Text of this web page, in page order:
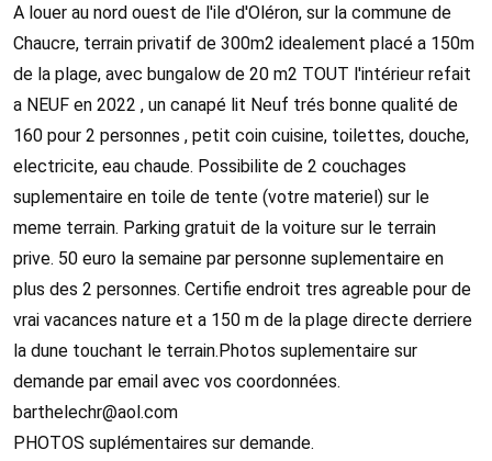
A louer au nord ouest de l'ile d'Oléron, sur la commune de
Chaucre, terrain privatif de 300m2 idealement placé a 150m
de la plage, avec bungalow de 20 m2 TOUT l'intérieur refait
a NEUF en 2022 , un canapé lit Neuf trés bonne qualité de
160 pour 2 personnes , petit coin cuisine, toilettes, douche,
electricite, eau chaude. Possibilite de 2 couchages
suplementaire en toile de tente (votre materiel) sur le
meme terrain. Parking gratuit de la voiture sur le terrain
prive. 50 euro la semaine par personne suplementaire en
plus des 2 personnes. Certifie endroit tres agreable pour de
vrai vacances nature et a 150 m de la plage directe derriere
la dune touchant le terrain.Photos suplementaire sur
demande par email avec vos coordonnées.
barthelechr@aol.com
PHOTOS suplémentaires sur demande.